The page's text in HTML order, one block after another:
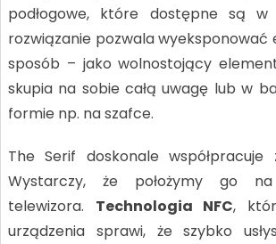
podłogowe, które dostępne są w
rozwiązanie pozwala wyeksponować
sposób – jako wolnostojący
skupia na sobie całą uwagę lub w
formie np. na szafce.
The Serif doskonale współpracuje
Wystarczy, że położymy go
telewizora. Technologia NFC,
urządzenia sprawi, że szybko